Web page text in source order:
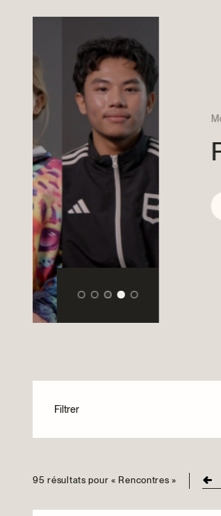
Filtrer
95 résultats pour « Rencontres »